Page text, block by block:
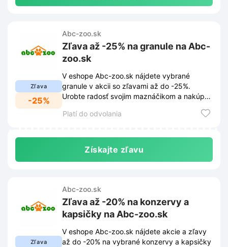
Zľava
-25%
Abc-zoo.sk
Zľava až -25% na granule na Abc-
zoo.sk
V eshope Abc-zoo.sk nájdete vybrané
granule v akcii so zľavami až do -25%.
Urobte radosť svojim maznáčikom a nakúpte
Platí do odvolania
Získajte zľavu
Zľava
Abc-zoo.sk
Zľava až -20% na konzervy a
kapsičky na Abc-zoo.sk
V eshope Abc-zoo.sk nájdete akcie a zľavy
až do -20% na vybrané konzervy a kapsičky